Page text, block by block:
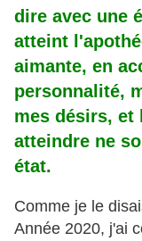
dire avec une
atteint
aimante, en
personnalité,
mes désirs, et
atteindre ne
état.
Comme je le
Année 2020, j'ai